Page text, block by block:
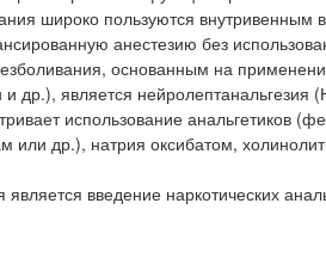
широко пользуются внутривенным
анестезию без
основанным на
др.), является
использование анальгетиков
или др.), натрия оксибатом,
введение наркотических